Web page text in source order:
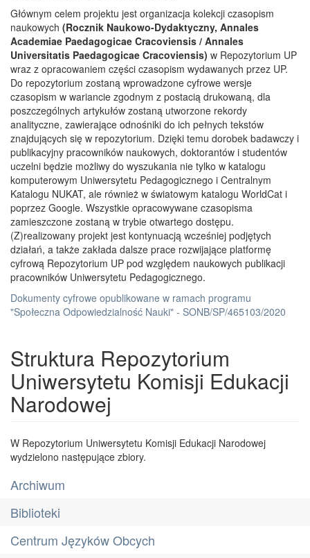
Głównym celem projektu jest organizacja kolekcji czasopism
naukowych (Rocznik Naukowo-Dydaktyczny, Annales
Academiae Paedagogicae Cracoviensis / Annales
Universitatis Paedagogicae Cracoviensis) w Repozytorium UP
wraz z opracowaniem części czasopism wydawanych przez UP.
Do repozytorium zostaną wprowadzone cyfrowe wersje
czasopism w wariancie zgodnym z postacią drukowaną, dla
poszczególnych artykułów zostaną utworzone rekordy
analityczne, zawierające odnośniki do ich pełnych tekstów
znajdujących się w repozytorium. Dzięki temu dorobek badawczy i
publikacyjny pracowników naukowych, doktorantów i studentów
uczelni będzie możliwy do wyszukania nie tylko w katalogu
komputerowym Uniwersytetu Pedagogicznego i Centralnym
Katalogu NUKAT, ale również w światowym katalogu WorldCat i
poprzez Google. Wszystkie opracowywane czasopisma
zamieszczone zostaną w trybie otwartego dostępu.
(Z)realizowany projekt jest kontynuacją wcześniej podjętych
działań, a także zakłada dalsze prace rozwijające platformę
cyfrową Repozytorium UP pod względem naukowych publikacji
pracowników Uniwersytetu Pedagogicznego.
Dokumenty cyfrowe opublikowane w ramach programu
"Społeczna Odpowiedzialność Nauki" - SONB/SP/465103/2020
Struktura Repozytorium
Uniwersytetu Komisji Edukacji
Narodowej
W Repozytorium Uniwersytetu Komisji Edukacji Narodowej
wydzielono następujące zbiory.
Archiwum
Biblioteki
Centrum Języków Obcych